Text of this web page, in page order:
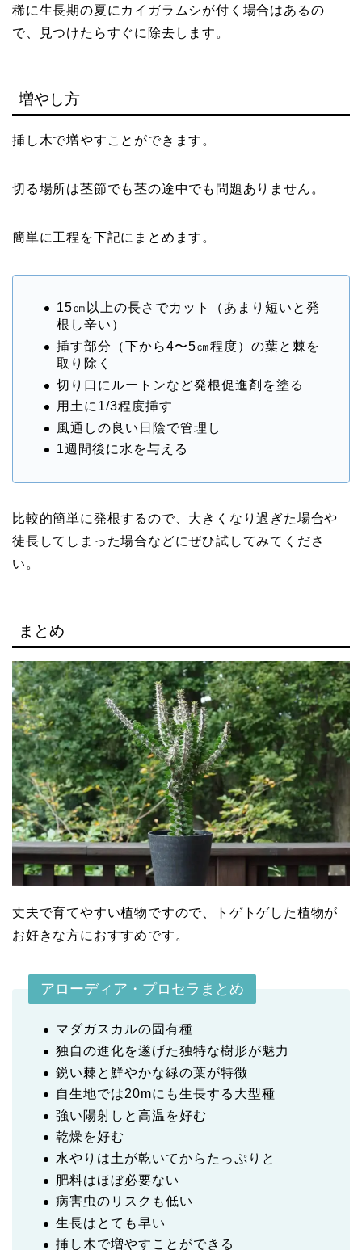
稀に生長期の夏にカイガラムシが付く場合はあるの
で、見つけたらすぐに除去します。
増やし方
挿し木で増やすことができます。
切る場所は茎節でも茎の途中でも問題ありません。
簡単に工程を下記にまとめます。
15㎝以上の長さでカット（あまり短いと発
根し辛い）
挿す部分（下から4〜5㎝程度）の葉と棘を
取り除く
切り口にルートンなど発根促進剤を塗る
用土に1/3程度挿す
風通しの良い日陰で管理し
1週間後に水を与える
比較的簡単に発根するので、大きくなり過ぎた場合や
徒長してしまった場合などにぜひ試してみてくださ
い。
まとめ
丈夫で育てやすい植物ですので、トゲトゲした植物が
お好きな方におすすめです。
アローディア・プロセラまとめ
マダガスカルの固有種
独自の進化を遂げた独特な樹形が魅力
鋭い棘と鮮やかな緑の葉が特徴
自生地では20mにも生長する大型種
強い陽射しと高温を好む
乾燥を好む
水やりは土が乾いてからたっぷりと
肥料はほぼ必要ない
病害虫のリスクも低い
生長はとても早い
挿し木で増やすことができる